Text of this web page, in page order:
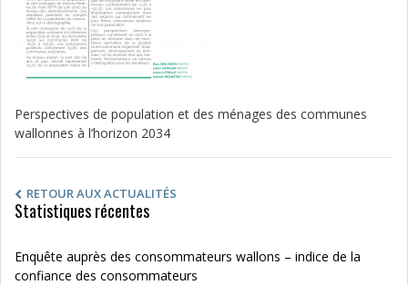
Perspectives de population et des ménages des communes
wallonnes à l’horizon 2034
RETOUR AUX ACTUALITÉS
Statistiques récentes
Enquête auprès des consommateurs wallons – indice de la
confiance des consommateurs